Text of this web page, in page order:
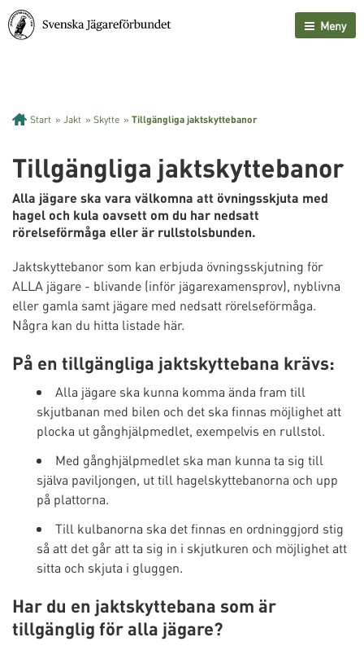
Meny
Start » Jakt » Skytte » Tillgängliga jaktskyttebanor
Tillgängliga jaktskyttebanor
Alla jägare ska vara välkomna att övningsskjuta med
hagel och kula oavsett om du har nedsatt
rörelseförmåga eller är rullstolsbunden.
Jaktskyttebanor som kan erbjuda övningsskjutning för
ALLA jägare - blivande (inför jägarexamensprov), nyblivna
eller gamla samt jägare med nedsatt rörelseförmåga.
Några kan du hitta listade här.
På en tillgängliga jaktskyttebana krävs:
Alla jägare ska kunna komma ända fram till
skjutbanan med bilen och det ska finnas möjlighet att
plocka ut gånghjälpmedlet, exempelvis en rullstol.
Med gånghjälpmedlet ska man kunna ta sig till
själva paviljongen, ut till hagelskyttebanorna och upp
på plattorna.
Till kulbanorna ska det finnas en ordninggjord stig
så att det går att ta sig in i skjutkuren och möjlighet att
sitta och skjuta i gluggen.
Har du en jaktskyttebana som är
tillgänglig för alla jägare?